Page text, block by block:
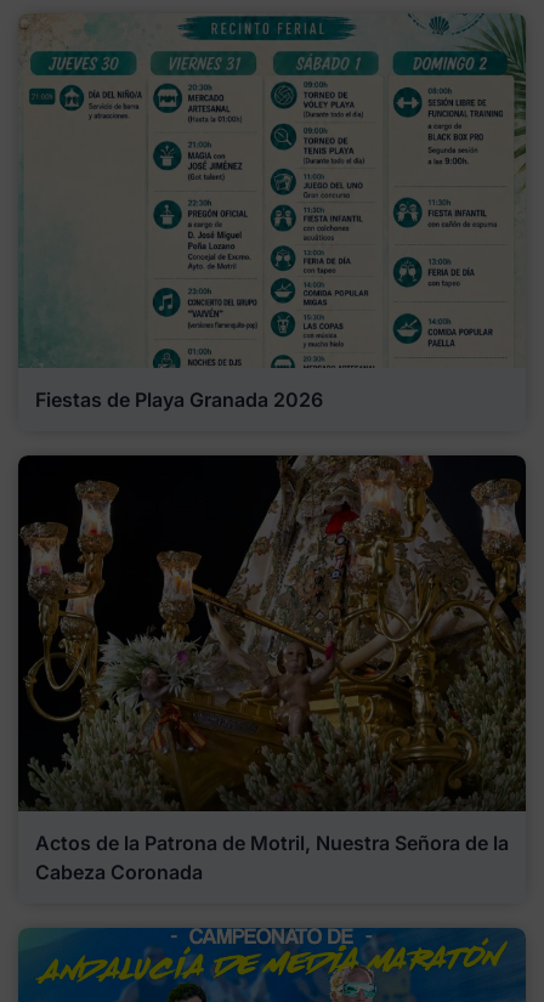
Fiestas de Playa Granada 2026
Actos de la Patrona de Motril, Nuestra Señora de la
Cabeza Coronada